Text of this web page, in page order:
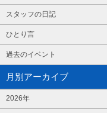
スタッフの日記
ひとり言
過去のイベント
月別アーカイブ
2026年